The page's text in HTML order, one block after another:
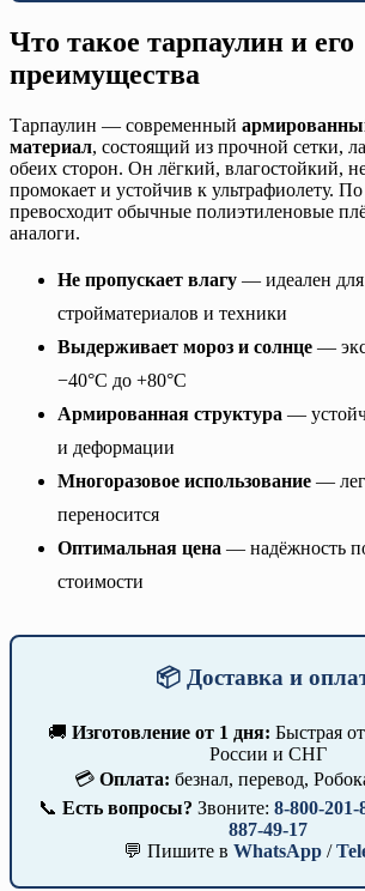
Что такое тарпаулин и его
преимущества
Тарпаулин — современный
материал, состоящий из прочной сетки,
обеих сторон. Он лёгкий, влагостойкий,
промокает и устойчив к ультрафиолету.
превосходит обычные полиэтиленовые
аналоги.
Не пропускает влагу — идеален
стройматериалов и техники
Выдерживает мороз и солнце —
−40°C до +80°C
Армированная структура —
и деформации
Многоразовое использование —
переносится
Оптимальная цена — надёжность
стоимости
📦 Доставка и
🚚 Изготовление от 1 дня: Быстрая
России и СНГ
💳 Оплата: безнал, перевод,
📞 Есть вопросы? Звоните: 8-800-201-
887-49-17
💬 Пишите в WhatsApp /